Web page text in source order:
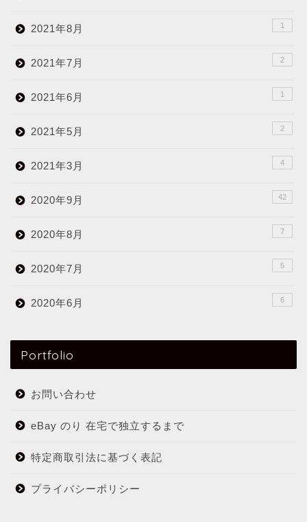
2021年8月 1
2021年7月 2
2021年6月 1
2021年5月 2
2021年3月 4
2020年9月 42
2020年8月 7
2020年7月 5
2020年6月 6
Portfolio
お問い合わせ
eBay のり 在宅で独立するまで
特定商取引法に基づく表記
プライバシーポリシー